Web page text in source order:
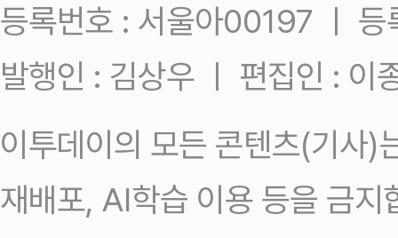
등록번호 : 서울아00197 ㅣ
발행인 : 김상우 ㅣ 편집인 : 이
이투데이의 모든 콘텐츠(기사)
재배포, AI학습 이용 등을 금지